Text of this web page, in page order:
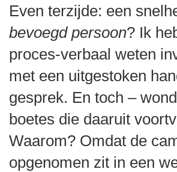
Even terzijde: een
bevoegd persoon? Ik
proces-verbaal weten
met een uitgestoken
gesprek. En toch –
boetes die daaruit
Waarom? Omdat de
opgenomen zit in een